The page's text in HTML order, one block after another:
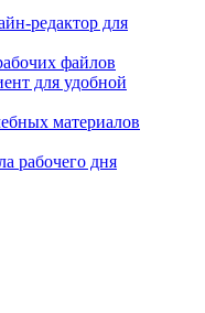
редактор для
файлов
для удобной
материалов
рабочего дня